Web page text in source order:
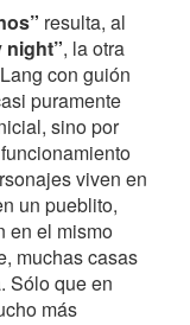
resulta, al
night”, la otra
con guión
puramente
sino por
viven en
un pueblito,
en el mismo
muchas casas
Sólo que en
más